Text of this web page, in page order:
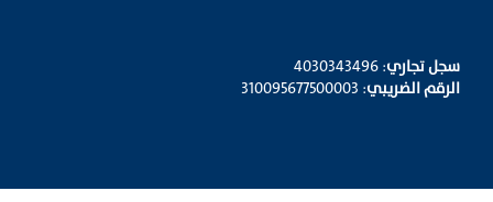
سجل تجاري: 4030343496
الرقم الضريبي: 310095677500003